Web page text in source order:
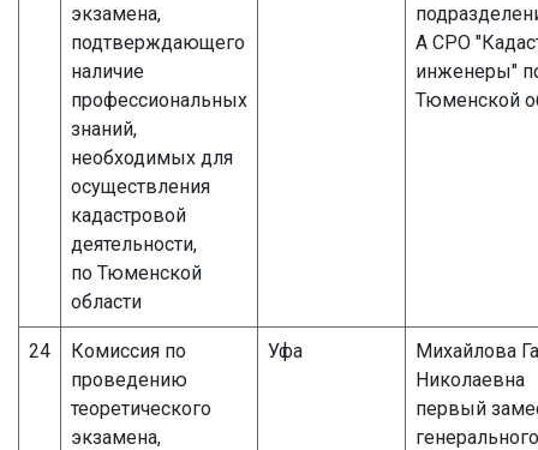
экзамена,
подтверждающего
наличие
профессиональных
знаний,
необходимых для
осуществления
кадастровой
деятельности,
по Тюменской
области
А СРО
инженеры"
Тюменской
24
Комиссия по
проведению
теоретического
экзамена,
Уфа
Михайлова
Николаевна
первый
генерального